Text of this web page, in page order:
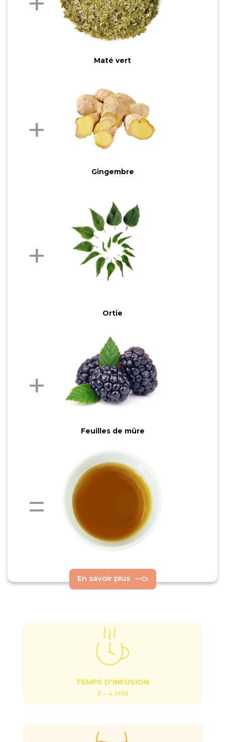
Maté vert
Gingembre
Ortie
Feuilles de mûre
En savoir plus
TEMPS D'INFUSION
3 - 4 MIN